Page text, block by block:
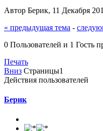
Автор Берик, 11 Декабря
« предыдущая тема -
0 Пользователей и 1 Гость
Печать
Вниз Страницы1
Действия пользователей
Берик